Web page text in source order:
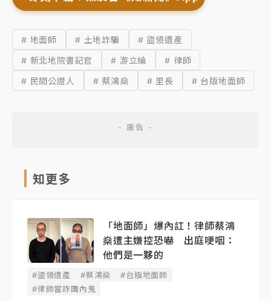
# 地面師 # 土地詐騙
# 盜領遺產
# 新北地院書記官
# 游立綸
# 律師
# 民間公證人
# 蔡鴻燊 # 里長 # 台版地面師
知更多
「地面師」爆內訌！律師蔡鴻
燊遭主嫌控恐嚇 出庭哽咽：
他們是一夥的
#盜領遺產 #蔡鴻燊
#台版地面師
#律師當詐團內鬼